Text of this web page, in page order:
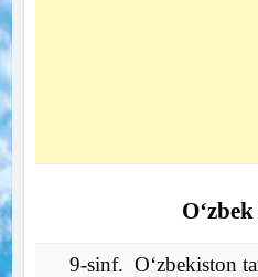
9-sinf. O‘zbekiston